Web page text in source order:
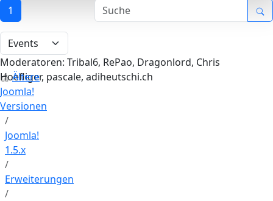
1
Moderatoren: Tribal6, RePao, Dragonlord, Chris
Hoefliger, pascale, adiheutschi.ch
Ältere
Joomla!
Versionen
Joomla!
1.5.x
Erweiterungen